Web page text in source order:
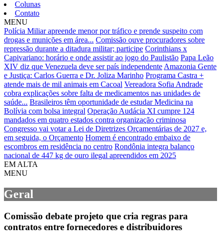
Colunas
Contato
MENU
Polícia Miliar apreende menor por tráfico e prende suspeito com
drogas e munições em área... Comissão ouve procuradores sobre
repressão durante a ditadura militar; participe Corinthians x
Capivariano: horário e onde assistir ao jogo do Paulistão Papa Leão
XIV diz que Venezuela deve ser país independente Amazonia Gente
e Justiça: Carlos Guerra e Dr. Joliza Marinho Programa Castra +
atende mais de mil animais em Cacoal Vereadora Sofia Andrade
cobra explicações sobre falta de medicamentos nas unidades de
saúde... Brasileiros têm oportunidade de estudar Medicina na
Bolívia com bolsa integral Operação Audácia XI cumpre 124
mandados em quatro estados contra organização criminosa
Congresso vai votar a Lei de Diretrizes Orçamentárias de 2027 e,
em seguida, o Orçamento Homem é encontrado embaixo de
escombros em residência no centro Rondônia integra balanço
nacional de 447 kg de ouro ilegal apreendidos em 2025
EM ALTA
MENU
Geral
Comissão debate projeto que cria regras para
contratos entre fornecedores e distribuidores